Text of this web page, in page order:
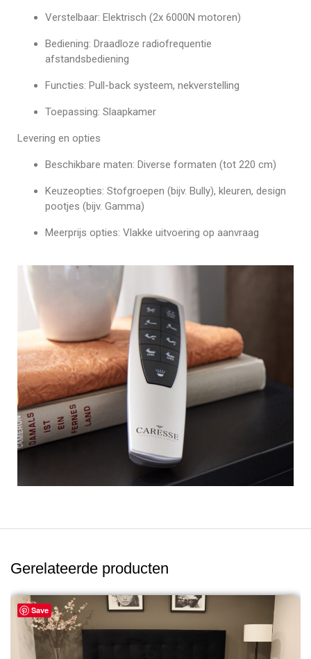
Verstelbaar: Elektrisch (2x 6000N motoren)
Bediening: Draadloze radiofrequentie
afstandsbediening
Functies: Pull-back systeem, nekverstelling
Toepassing: Slaapkamer
Levering en opties
Beschikbare maten: Diverse formaten (tot 220 cm)
Keuzeopties: Stofgroepen (bijv. Bully), kleuren, design
pootjes (bijv. Gamma)
Meerprijs opties: Vlakke uitvoering op aanvraag
Gerelateerde producten
Save